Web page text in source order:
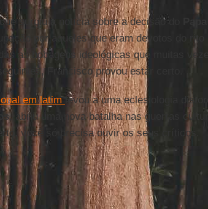
surgiu a notícia sobre a decisão do
por aqueles que eram devotos do
as bobagens ideológicas que muitas
Francisco provou estar certo.
em latim levou a uma eclesiologia
, abriu uma nova batalha nas guerras
você só precisa ouvir os seus críticos.